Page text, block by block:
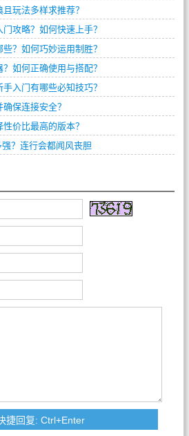
玩法多样求推荐？
攻略？如何快速上手？
？如何巧妙运用制胜？
如何正确使用与搭配？
入门有哪些必知技巧？
保连接安全？
价比最高的版本？
？连行会都闻风丧胆